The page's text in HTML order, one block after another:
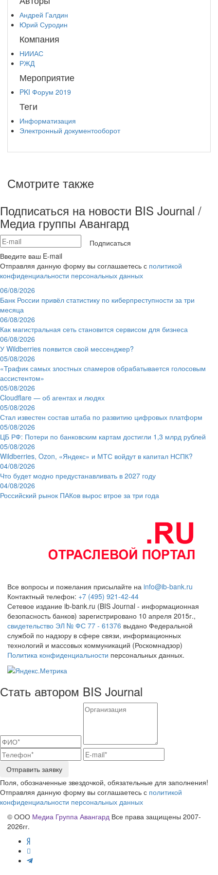
Андрей Галдин
Юрий Суродин
Компания
НИИАС
РЖД
Мероприятие
PKI Форум 2019
Теги
Информатизация
Электронный документооборот
Смотрите также
Подписаться на новости BIS Journal /
Медиа группы Авангард
Подписаться
Введите ваш E-mail
Отправляя данную форму вы соглашаетесь с политикой
конфиденциальности персональных данных
06/08/2026
Банк России привёл статистику по киберпреступности за три
месяца
06/08/2026
Как магистральная сеть становится сервисом для бизнеса
06/08/2026
У Wildberries появится свой мессенджер?
05/08/2026
«Трафик самых злостных спамеров обрабатывается голосовым
ассистентом»
05/08/2026
Cloudflare — об агентах и людях
05/08/2026
Стал известен состав штаба по развитию цифровых платформ
05/08/2026
ЦБ РФ: Потери по банковским картам достигли 1,3 млрд рублей
05/08/2026
Wildberries, Ozon, «Яндекс» и МТС войдут в капитал НСПК?
04/08/2026
Что будет модно предустанавливать в 2027 году
04/08/2026
Российский рынок ПАКов вырос втрое за три года
Все вопросы и пожелания присылайте на info@ib-bank.ru
Контактный телефон: +7 (495) 921-42-44
Сетевое издание ib-bank.ru (BIS Journal - информационная
безопасность банков) зарегистрировано 10 апреля 2015г.,
свидетельство ЭЛ № ФС 77 - 61376 выдано Федеральной
службой по надзору в сфере связи, информационных
технологий и массовых коммуникаций (Роскомнадзор)
Политика конфиденциальности персональных данных.
Стать автором BIS Journal
Отправить заявку
Поля, обозначенные звездочкой, обязательные для заполнения!
Отправляя данную форму вы соглашаетесь с политикой
конфиденциальности персональных данных
© ООО Медиа Группа Авангард Все права защищены 2007-
2026гг.